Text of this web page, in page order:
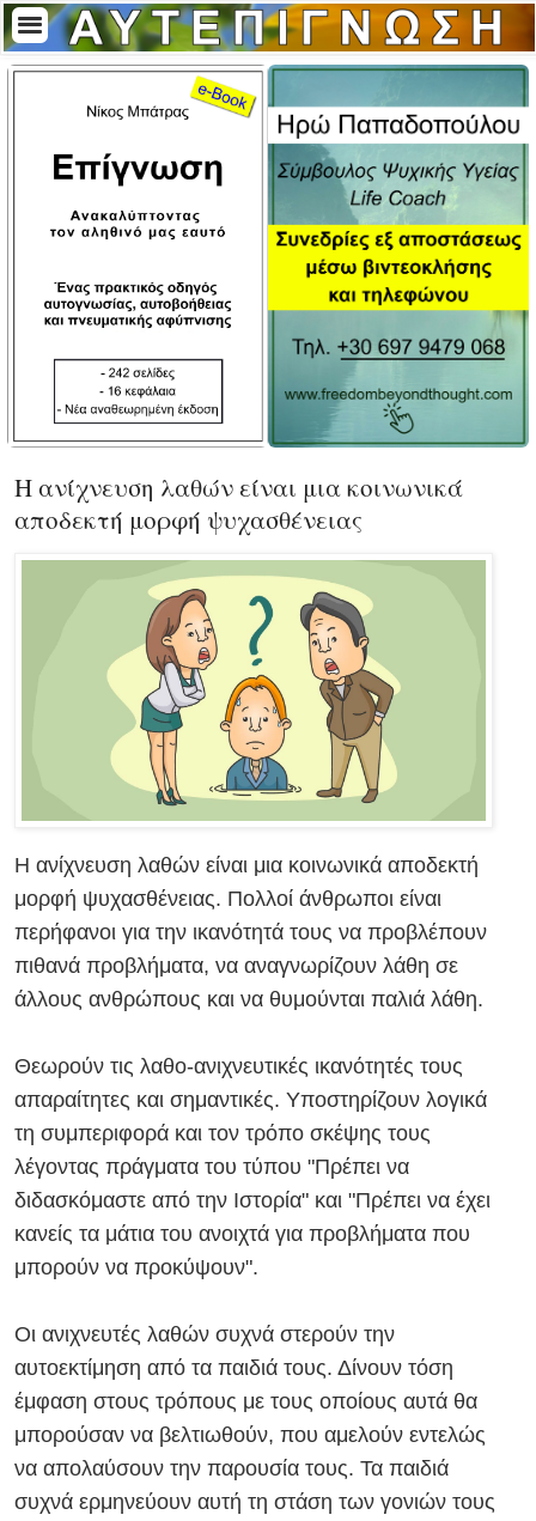
Η ανίχνευση λαθών είναι μια κοινωνικά
αποδεκτή μορφή ψυχασθένειας
Η ανίχνευση λαθών είναι μια κοινωνικά αποδεκτή
μορφή ψυχασθένειας. Πολλοί άνθρωποι είναι
περήφανοι για την ικανότητά τους να προβλέπουν
πιθανά προβλήματα, να αναγνωρίζουν λάθη σε
άλλους ανθρώπους και να θυμούνται παλιά λάθη.
Θεωρούν τις λαθο-ανιχνευτικές ικανότητές τους
απαραίτητες και σημαντικές. Υποστηρίζουν λογικά
τη συμπεριφορά και τον τρόπο σκέψης τους
λέγοντας πράγματα του τύπου "Πρέπει να
διδασκόμαστε από την Ιστορία" και "Πρέπει να έχει
κανείς τα μάτια του ανοιχτά για προβλήματα που
μπορούν να προκύψουν".
Οι ανιχνευτές λαθών συχνά στερούν την
αυτοεκτίμηση από τα παιδιά τους. Δίνουν τόση
έμφαση στους τρόπους με τους οποίους αυτά θα
μπορούσαν να βελτιωθούν, που αμελούν εντελώς
να απολαύσουν την παρουσία τους. Τα παιδιά
συχνά ερμηνεύουν αυτή τη στάση των γονιών τους